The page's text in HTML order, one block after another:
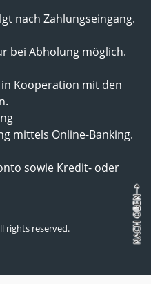
nach Zahlungseingang.
bei Abholung möglich.
Kooperation mit den
mittels Online-Banking.
sowie Kredit- oder
rights reserved.